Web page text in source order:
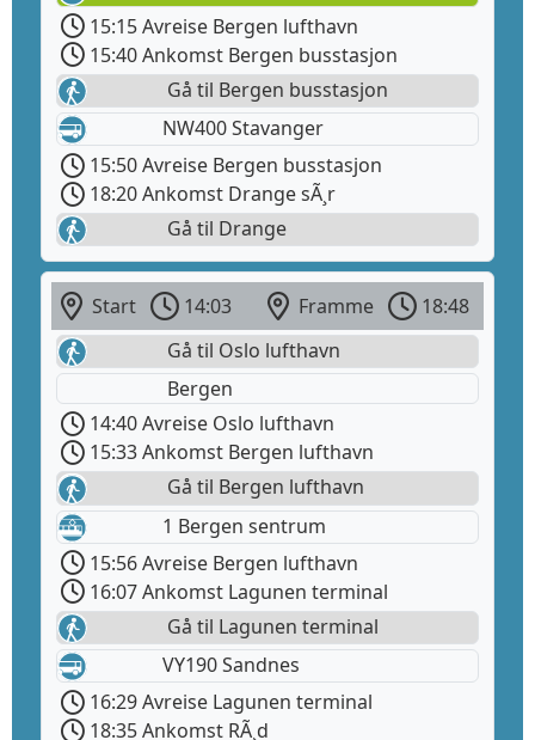
15:15 Avreise Bergen lufthavn
15:40 Ankomst Bergen busstasjon
Gå til Bergen busstasjon
NW400 Stavanger
15:50 Avreise Bergen busstasjon
18:20 Ankomst Drange sÃ¸r
Gå til Drange
Start 14:03 Framme
18:48
Gå til Oslo lufthavn
Bergen
14:40 Avreise Oslo lufthavn
15:33 Ankomst Bergen lufthavn
Gå til Bergen lufthavn
1 Bergen sentrum
15:56 Avreise Bergen lufthavn
16:07 Ankomst Lagunen terminal
Gå til Lagunen terminal
VY190 Sandnes
16:29 Avreise Lagunen terminal
18:35 Ankomst RÃ¸d